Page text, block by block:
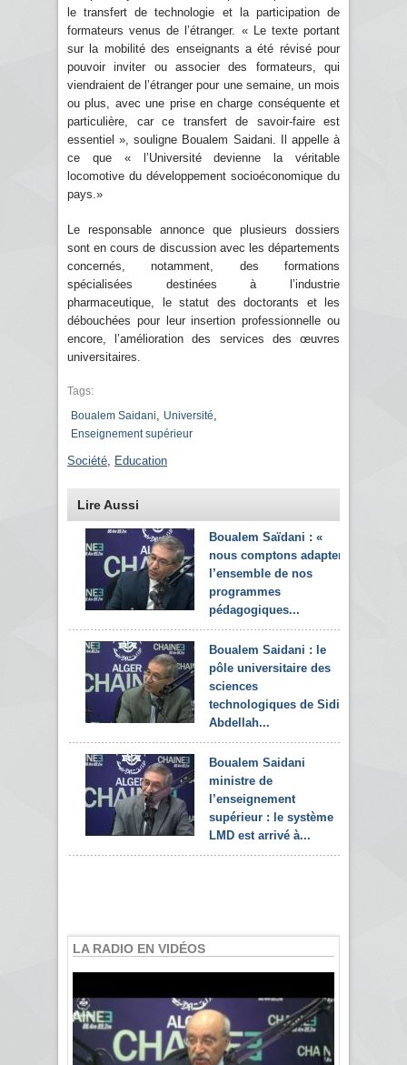
le transfert de technologie et la participation de
formateurs venus de l’étranger. « Le texte portant
sur la mobilité des enseignants a été révisé pour
pouvoir inviter ou associer des formateurs, qui
viendraient de l’étranger pour une semaine, un mois
ou plus, avec une prise en charge conséquente et
particulière, car ce transfert de savoir-faire est
essentiel », souligne Boualem Saidani. Il appelle à
ce que « l’Université devienne la véritable
locomotive du développement socioéconomique du
pays.»
Le responsable annonce que plusieurs dossiers
sont en cours de discussion avec les départements
concernés, notamment, des formations
spécialisées destinées à l’industrie
pharmaceutique, le statut des doctorants et les
débouchées pour leur insertion professionnelle ou
encore, l’amélioration des services des œuvres
universitaires.
Tags:
Boualem Saidani
Université
Enseignement supérieur
Société Education
Lire Aussi
Boualem Saïdani : «
nous comptons adapter
l’ensemble de nos
programmes
pédagogiques...
Boualem Saidani : le
pôle universitaire des
sciences
technologiques de Sidi
Abdellah...
Boualem Saidani
ministre de
l’enseignement
supérieur : le système
LMD est arrivé à...
LA RADIO EN VIDÉOS